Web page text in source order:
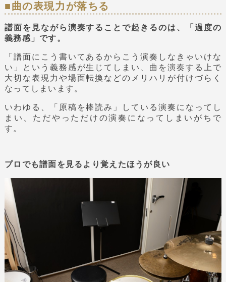
■曲の表現力が落ちる
譜面を見ながら演奏することで起きるのは、「過度の
義務感」です。
「譜面にこう書いてあるからこう演奏しなきゃいけな
い」という義務感が生じてしまい、曲を演奏する上で
大切な表現力や場面転換などのメリハリが付けづらく
なってしまいます。
いわゆる、「原稿を棒読み」している演奏になってし
まい、ただやっただけの演奏になってしまいがちで
す。
プロでも譜面を見るより覚えたほうが良い